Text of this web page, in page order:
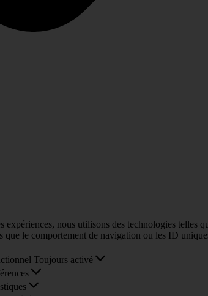
expériences, nous utilisons des technologies telles
que le comportement de navigation ou les ID
Toujours activé